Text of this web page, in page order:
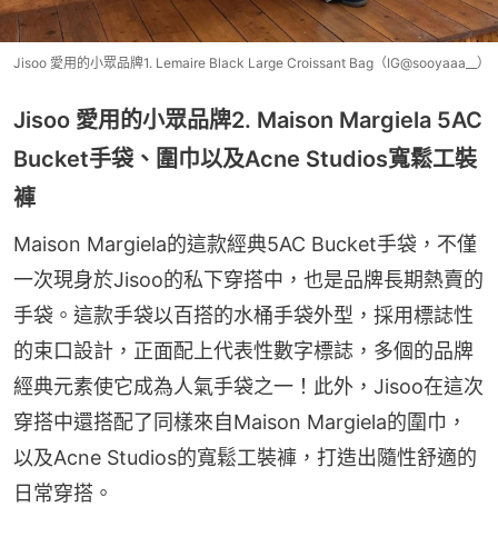
Jisoo 愛用的小眾品牌1. Lemaire Black Large Croissant Bag（IG@sooyaaa__）
Jisoo 愛用的小眾品牌2. Maison Margiela 5AC
Bucket手袋、圍巾以及Acne Studios寬鬆工裝
褲
Maison Margiela的這款經典5AC Bucket手袋，不僅
一次現身於Jisoo的私下穿搭中，也是品牌長期熱賣的
手袋。這款手袋以百搭的水桶手袋外型，採用標誌性
的束口設計，正面配上代表性數字標誌，多個的品牌
經典元素使它成為人氣手袋之一！此外，Jisoo在這次
穿搭中還搭配了同樣來自Maison Margiela的圍巾，
以及Acne Studios的寬鬆工裝褲，打造出隨性舒適的
日常穿搭。